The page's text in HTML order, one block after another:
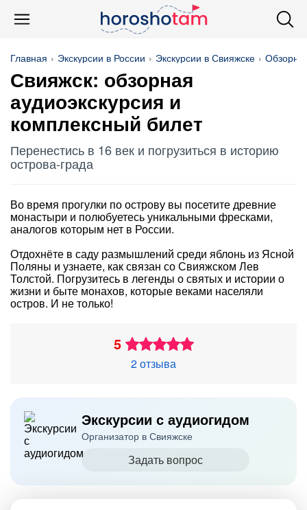
Главная Экскурсии в России Экскурсии в Свияжске
Свияжск: обзорная
аудиоэкскурсия и
комплексный билет
Перенестись в 16 век и погрузиться в историю
острова-града
Во время прогулки по острову вы посетите древние
монастыри и полюбуетесь уникальными фресками,
аналогов которым нет в России.
Отдохнёте в саду размышлений среди яблонь из Ясной
Поляны и узнаете, как связан со Свияжском Лев
Толстой. Погрузитесь в легенды о святых и истории о
жизни и быте монахов, которые веками населяли
остров. И не только!
5
2 отзыва
Экскурсии с аудиогидом
Организатор в Свияжске
Задать вопрос